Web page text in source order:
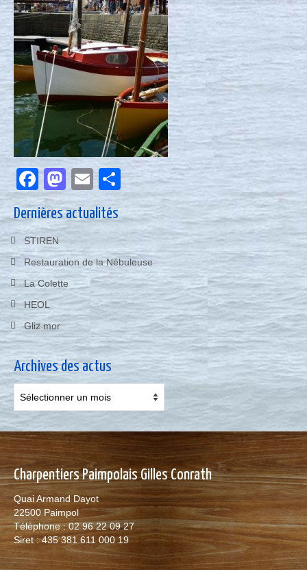
Facebook
Mastodon
EmailPartager
Dernières actualités
STIREN
Restauration de la Nébuleuse
La Colette
HEOL
Gliz mor
Archives des actus
des
actus
Charpentiers Paimpolais Gilles Conrath
Quai Armand Dayot
22500 Paimpol
Téléphone : 02 96 22 09 27
Siret : 435 381 611 000 19